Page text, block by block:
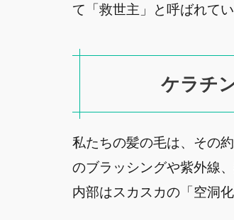
て「救世主」と呼ばれて
ケラチ
私たちの髪の毛は、その
のブラッシングや紫外線
内部はスカスカの「空洞